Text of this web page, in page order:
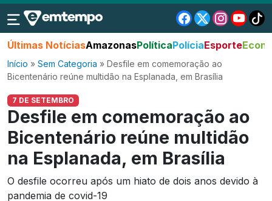
Últimas NotíciasAmazonasPolíticaPolíciaEsporte
Início » Sem Categoria » Desfile em comemoração ao
Bicentenário reúne multidão na Esplanada, em Brasília
7 DE SETEMBRO
Desfile em comemoração ao
Bicentenário reúne multidão
na Esplanada, em Brasília
O desfile ocorreu após um hiato de dois anos devido à
pandemia de covid-19